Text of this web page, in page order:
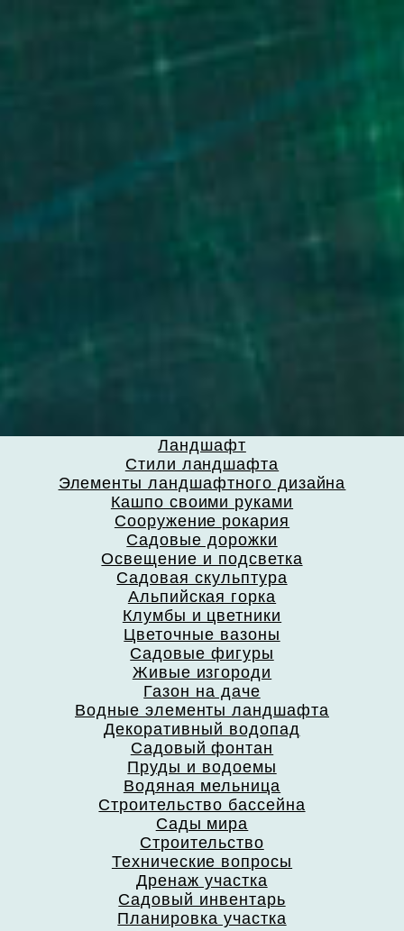
Ландшафт
Стили ландшафта
Элементы ландшафтного дизайна
Кашпо своими руками
Сооружение рокария
Садовые дорожки
Освещение и подсветка
Садовая скульптура
Альпийская горка
Клумбы и цветники
Цветочные вазоны
Садовые фигуры
Живые изгороди
Газон на даче
Водные элементы ландшафта
Декоративный водопад
Садовый фонтан
Пруды и водоемы
Водяная мельница
Строительство бассейна
Сады мира
Строительство
Технические вопросы
Дренаж участка
Садовый инвентарь
Планировка участка